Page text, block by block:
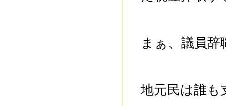
まぁ、議員
地元民は誰も